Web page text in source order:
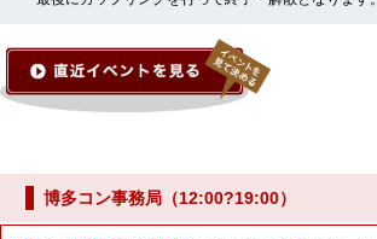
博多コン事務局（12:00?19:00）